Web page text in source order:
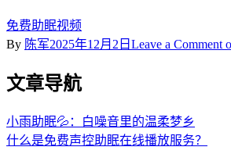
免费助眠视频
By 陈军2025年12月2日 Leave a Comment
文章导航
小雨助眠💦：白噪音里的温柔梦乡
什么是免费声控助眠在线播放服务？